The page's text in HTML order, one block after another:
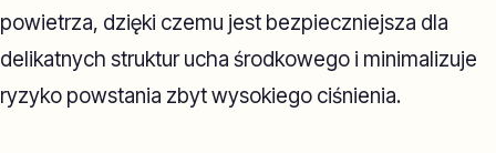
powietrza, dzięki czemu jest bezpieczniejsza dla
delikatnych struktur ucha środkowego i minimalizuje
ryzyko powstania zbyt wysokiego ciśnienia.